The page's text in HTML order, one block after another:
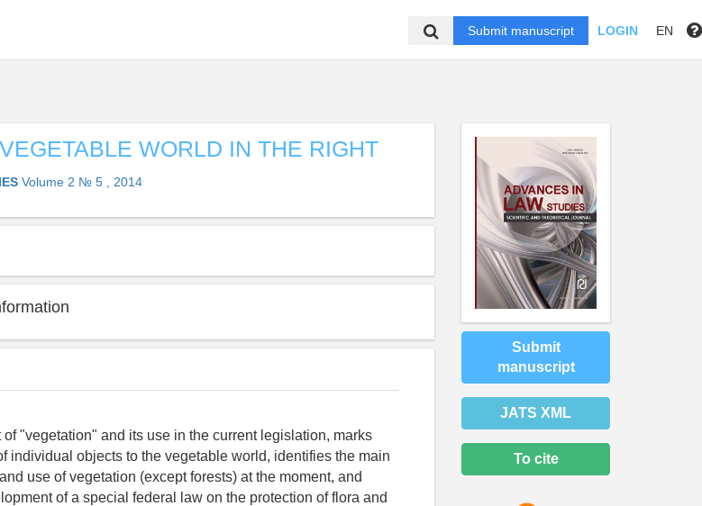
Submit manuscript LOGIN EN
WORLD IN THE RIGHT
Volume 2 № 5 , 2014
"vegetation" and its use in the current legislation, marks
individual objects to the vegetable world, identifies the main
use of vegetation (except forests) at the moment, and
of a special federal law on the protection of flora and
Submit
manuscript
JATS XML
To cite